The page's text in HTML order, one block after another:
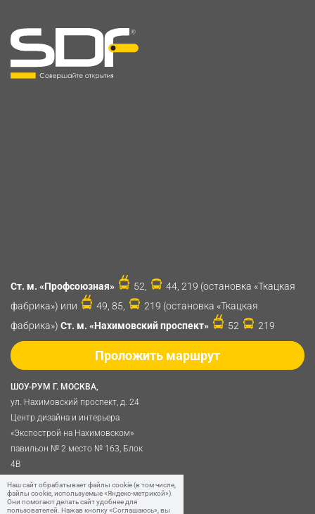
ШОУ-РУМ Г. МОСКВА,
ул. Нахимовский проспект, д. 24
Центр дизайна и интерьера
«Экспострой на Нахимовском»
павильон № 2 место № 163, Блок
4B
Политика обработки
персональных данных
Ст. м. «Профсоюзная» 52,
44, 219 (остановка «Ткацкая
фабрика») или
49, 85,
219 (остановка «Ткацкая
фабрика») Ст. м. «Нахимовский проспект» 52 219
Проложить маршрут
Наш сайт обрабатывает файлы cookie (в том числе,
файлы cookie, используемые «Яндекс-метрикой»).
Они помогают делать сайт удобнее для
пользователей. Нажав кнопку «Соглашаюсь», вы